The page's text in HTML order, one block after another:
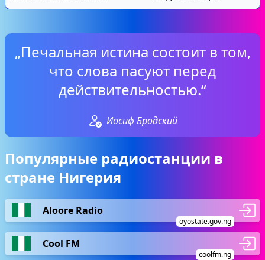
„Печальная истина состоит в том,
что слова пасуют перед
действительностью.“
Иосиф Бродский
Популярные радиостанции в
стране Нигерия
Aloore Radio
oyostate.gov.ng
Cool FM
coolfm.ng